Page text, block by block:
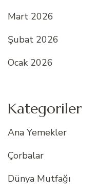
Mart 2026
Şubat 2026
Ocak 2026
Kategoriler
Ana Yemekler
Çorbalar
Dünya Mutfağı